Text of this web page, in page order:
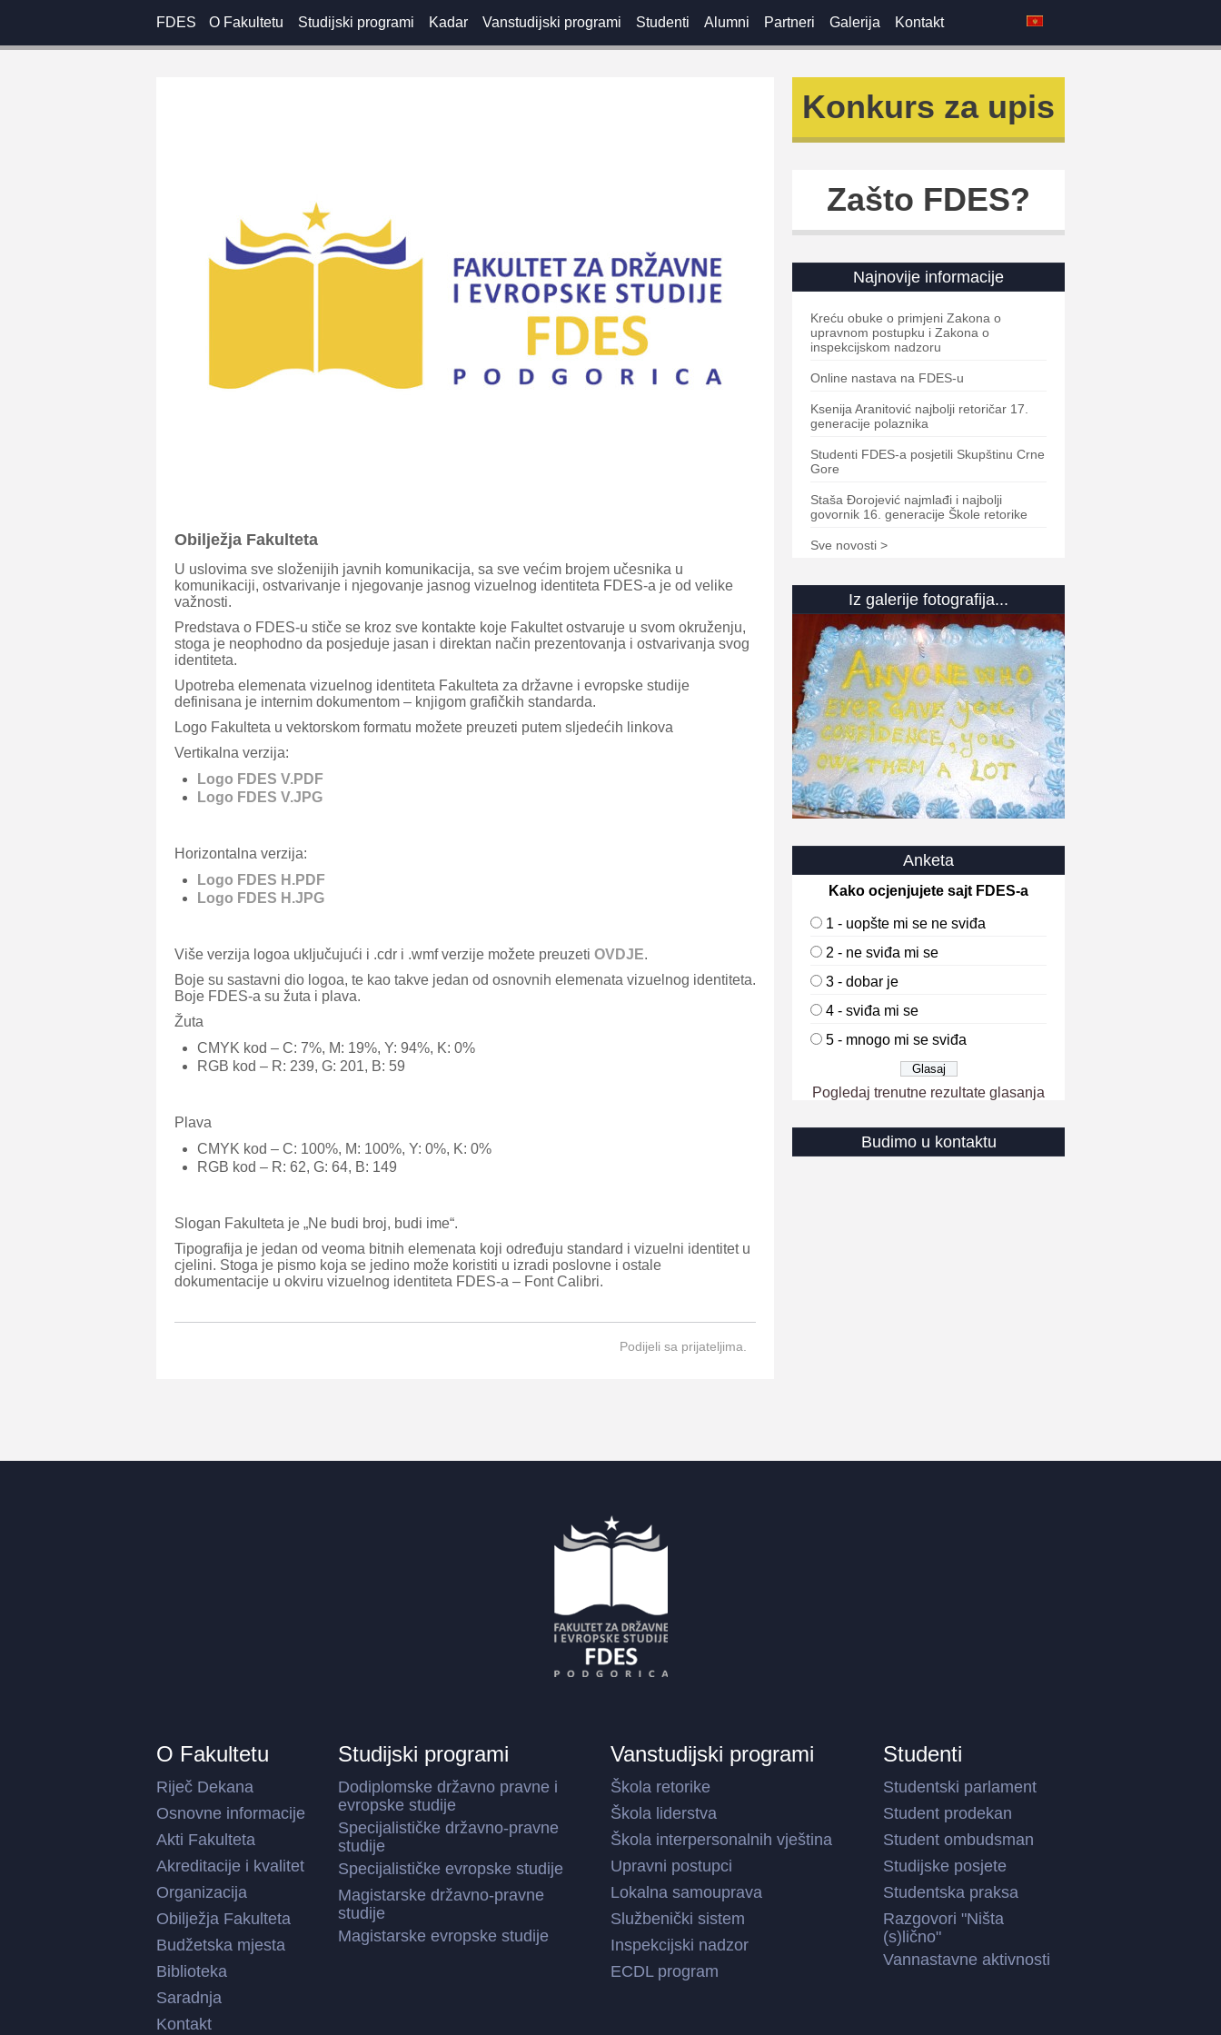
FDES O Fakultetu Studijski programi Kadar Vanstudijski programi Studenti Alumni Partneri Galerija Kontakt
Obilježja Fakulteta
U uslovima sve složenijih javnih komunikacija, sa sve većim brojem učesnika u
komunikaciji, ostvarivanje i njegovanje jasnog vizuelnog identiteta FDES-a je od velike
važnosti.
Predstava o FDES-u stiče se kroz sve kontakte koje Fakultet ostvaruje u svom okruženju,
stoga je neophodno da posjeduje jasan i direktan način prezentovanja i ostvarivanja svog
identiteta.
Upotreba elemenata vizuelnog identiteta Fakulteta za državne i evropske studije
definisana je internim dokumentom – knjigom grafičkih standarda.
Logo Fakulteta u vektorskom formatu možete preuzeti putem sljedećih linkova
Vertikalna verzija:
Logo FDES V.PDF
Logo FDES V.JPG
Horizontalna verzija:
Logo FDES H.PDF
Logo FDES H.JPG
Više verzija logoa uključujući i .cdr i .wmf verzije možete preuzeti OVDJE.
Boje su sastavni dio logoa, te kao takve jedan od osnovnih elemenata vizuelnog identiteta.
Boje FDES-a su žuta i plava.
Žuta
CMYK kod – C: 7%, M: 19%, Y: 94%, K: 0%
RGB kod – R: 239, G: 201, B: 59
Plava
CMYK kod – C: 100%, M: 100%, Y: 0%, K: 0%
RGB kod – R: 62, G: 64, B: 149
Slogan Fakulteta je „Ne budi broj, budi ime“.
Tipografija je jedan od veoma bitnih elemenata koji određuju standard i vizuelni identitet u
cjelini. Stoga je pismo koja se jedino može koristiti u izradi poslovne i ostale
dokumentacije u okviru vizuelnog identiteta FDES-a – Font Calibri.
Podijeli sa prijateljima.
Konkurs za upis
Zašto FDES?
Najnovije informacije
Kreću obuke o primjeni Zakona o
upravnom postupku i Zakona o
inspekcijskom nadzoru
Online nastava na FDES-u
Ksenija Aranitović najbolji retoričar 17.
generacije polaznika
Studenti FDES-a posjetili Skupštinu Crne
Gore
Staša Đorojević najmlađi i najbolji
govornik 16. generacije Škole retorike
Sve novosti >
Iz galerije fotografija...
Anketa
Kako ocjenjujete sajt FDES-a
1 - uopšte mi se ne sviđa
2 - ne sviđa mi se
3 - dobar je
4 - sviđa mi se
5 - mnogo mi se sviđa
Pogledaj trenutne rezultate glasanja
Budimo u kontaktu
O Fakultetu
Riječ Dekana
Osnovne informacije
Akti Fakulteta
Akreditacije i kvalitet
Organizacija
Obilježja Fakulteta
Budžetska mjesta
Biblioteka
Saradnja
Kontakt
Studijski programi
Dodiplomske državno pravne i
evropske studije
Specijalističke državno-pravne
studije
Specijalističke evropske studije
Magistarske državno-pravne
studije
Magistarske evropske studije
Vanstudijski programi
Škola retorike
Škola liderstva
Škola interpersonalnih vještina
Upravni postupci
Lokalna samouprava
Službenički sistem
Inspekcijski nadzor
ECDL program
Studenti
Studentski parlament
Student prodekan
Student ombudsman
Studijske posjete
Studentska praksa
Razgovori "Ništa
(s)lično"
Vannastavne aktivnosti